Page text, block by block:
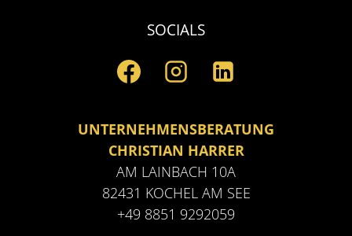
UNTERNEHMENSBERATUNG
CHRISTIAN HARRER
AM LAINBACH 10A
82431 KOCHEL AM SEE
+49 8851 9292059
SOCIALS